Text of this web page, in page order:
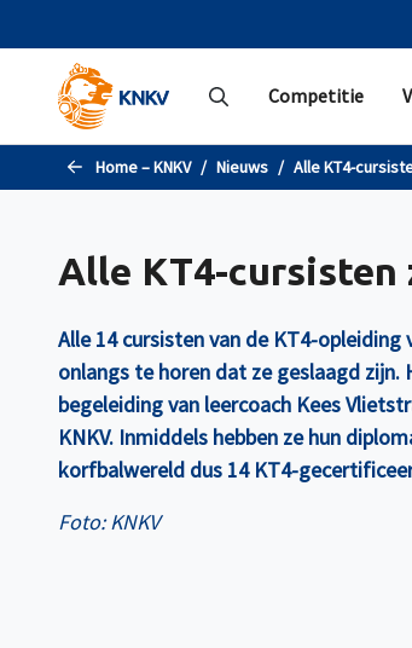
Competitie
Home – KNKV Nieuws Alle KT4-
Alle KT4-cursisten
Alle 14 cursisten van de KT4-opleiding
onlangs te horen dat ze geslaagd
begeleiding van leercoach Kees
KNKV. Inmiddels hebben ze hun
korfbalwereld dus 14 KT4-
Foto: KNKV